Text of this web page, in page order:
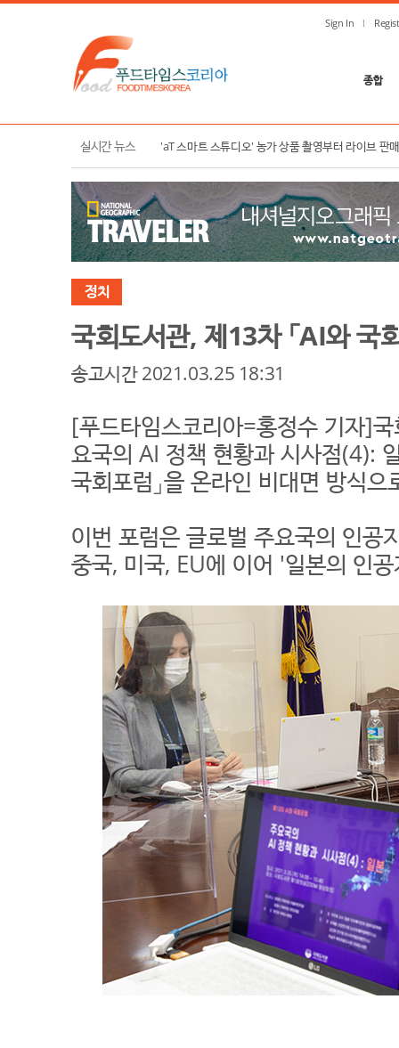
Sign In
종합
실시간 뉴스
한국농수산식품유통공사, K-푸드 수출 확대 및 K-컬
'aT 스마트 스튜디오' 농가 상품 촬영부터 라이브 판
정치
국회도서관, 제13차 「AI와 국
송고시간 2021.03.25 18:31
[푸드타임스코리아=홍정수 기자]
요국의 AI 정책 현황과 시사점(4):
국회포럼」을 온라인 비대면 방식으
이번 포럼은 글로벌 주요국의 인공
중국, 미국, EU에 이어 '일본의 인